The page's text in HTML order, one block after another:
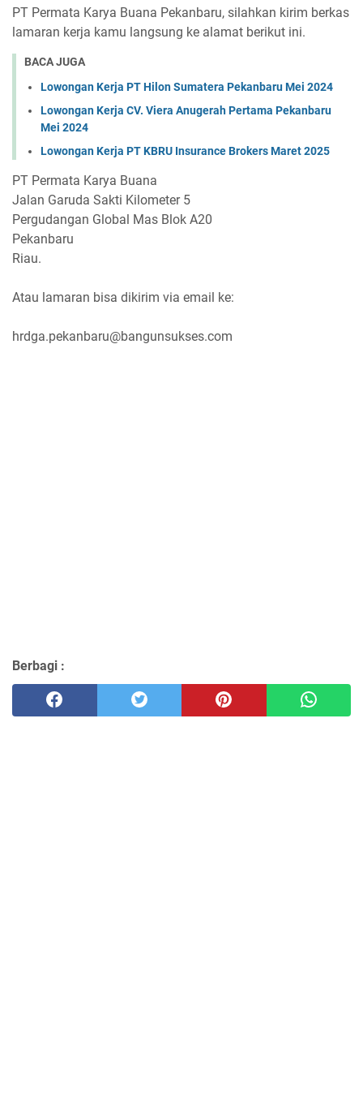
PT Permata Karya Buana Pekanbaru, silahkan kirim berkas
lamaran kerja kamu langsung ke alamat berikut ini.
BACA JUGA
Lowongan Kerja PT Hilon Sumatera Pekanbaru Mei 2024
Lowongan Kerja CV. Viera Anugerah Pertama Pekanbaru
Mei 2024
Lowongan Kerja PT KBRU Insurance Brokers Maret 2025
PT Permata Karya Buana
Jalan Garuda Sakti Kilometer 5
Pergudangan Global Mas Blok A20
Pekanbaru
Riau.
Atau lamaran bisa dikirim via email ke:
hrdga.pekanbaru@bangunsukses.com
Berbagi :